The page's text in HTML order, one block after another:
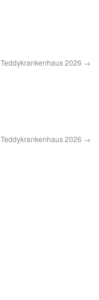
Teddykrankenhaus 2026 →
Teddykrankenhaus 2026 →